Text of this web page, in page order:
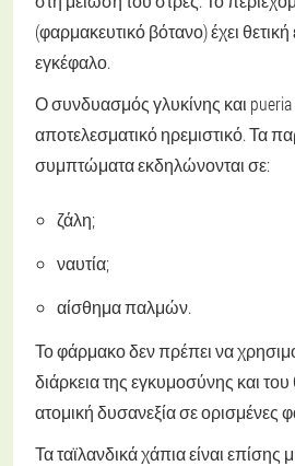
(φαρμακευτικό βότανο) έχει
εγκέφαλο.
Ο συνδυασμός γλυκίνης και
αποτελεσματικό ηρεμιστικό. Τα
συμπτώματα εκδηλώνονται σε:
ζάλη;
ναυτία;
αίσθημα παλμών.
Το φάρμακο δεν πρέπει να
διάρκεια της εγκυμοσύνης και
ατομική δυσανεξία σε ορισμένες
Τα ταϊλανδικά χάπια είναι επίσης